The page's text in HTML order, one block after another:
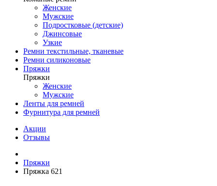
Женские
Мужские
Подростковые (детские)
Джинсовые
Узкие
Ремни текстильные, тканевые
Ремни силиконовые
Пряжки
Пряжки
Женские
Мужские
Ленты для ремней
Фурнитура для ремней
Акции
Отзывы
Пряжки
Пряжка 621